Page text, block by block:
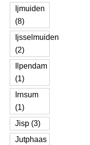
Ijmuiden
(8)
Ijsselmuiden
(2)
Ilpendam
(1)
Irnsum
(1)
Jisp (3)
Jutphaas